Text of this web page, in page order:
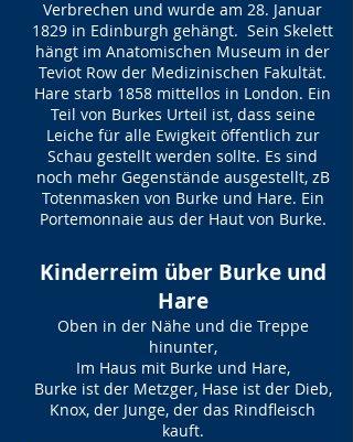
Verbrechen und wurde am 28. Januar
1829 in Edinburgh gehängt. Sein Skelett
hängt im Anatomischen Museum in der
Teviot Row der Medizinischen Fakultät.
Hare starb 1858 mittellos in London. Ein
Teil von Burkes Urteil ist, dass seine
Leiche für alle Ewigkeit öffentlich zur
Schau gestellt werden sollte. Es sind
noch mehr Gegenstände ausgestellt, zB
Totenmasken von Burke und Hare. Ein
Portemonnaie aus der Haut von Burke.
Kinderreim über Burke und
Hare
Oben in der Nähe und die Treppe
hinunter,
Im Haus mit Burke und Hare,
Burke ist der Metzger, Hase ist der Dieb,
Knox, der Junge, der das Rindfleisch
kauft.